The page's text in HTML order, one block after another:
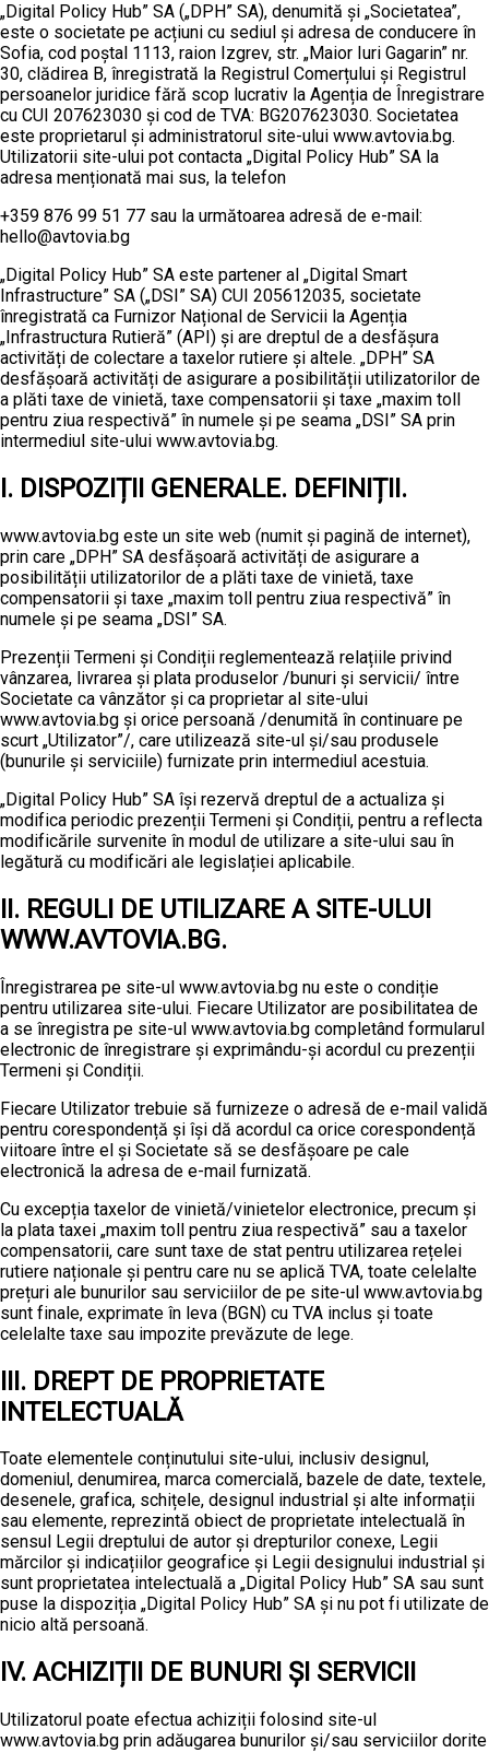
„Digital Policy Hub” SA („DPH” SA), denumită și „Societatea”,
este o societate pe acțiuni cu sediul și adresa de conducere în
Sofia, cod poștal 1113, raion Izgrev, str. „Maior Iuri Gagarin” nr.
30, clădirea B, înregistrată la Registrul Comerțului și Registrul
persoanelor juridice fără scop lucrativ la Agenția de Înregistrare
cu CUI 207623030 și cod de TVA: BG207623030. Societatea
este proprietarul și administratorul site-ului www.avtovia.bg.
Utilizatorii site-ului pot contacta „Digital Policy Hub” SA la
adresa menționată mai sus, la telefon
+359 876 99 51 77 sau la următoarea adresă de e-mail:
hello@avtovia.bg
„Digital Policy Hub” SA este partener al „Digital Smart
Infrastructure” SA („DSI” SA) CUI 205612035, societate
înregistrată ca Furnizor Național de Servicii la Agenția
„Infrastructura Rutieră” (API) și are dreptul de a desfășura
activități de colectare a taxelor rutiere și altele. „DPH” SA
desfășoară activități de asigurare a posibilității utilizatorilor de
a plăti taxe de vinietă, taxe compensatorii și taxe „maxim toll
pentru ziua respectivă” în numele și pe seama „DSI” SA prin
intermediul site-ului www.avtovia.bg.
I. DISPOZIȚII GENERALE. DEFINIȚII.
www.avtovia.bg este un site web (numit și pagină de internet),
prin care „DPH” SA desfășoară activități de asigurare a
posibilității utilizatorilor de a plăti taxe de vinietă, taxe
compensatorii și taxe „maxim toll pentru ziua respectivă” în
numele și pe seama „DSI” SA.
Prezenții Termeni și Condiții reglementează relațiile privind
vânzarea, livrarea și plata produselor /bunuri și servicii/ între
Societate ca vânzător și ca proprietar al site-ului
www.avtovia.bg și orice persoană /denumită în continuare pe
scurt „Utilizator”/, care utilizează site-ul și/sau produsele
(bunurile și serviciile) furnizate prin intermediul acestuia.
„Digital Policy Hub” SA își rezervă dreptul de a actualiza și
modifica periodic prezenții Termeni și Condiții, pentru a reflecta
modificările survenite în modul de utilizare a site-ului sau în
legătură cu modificări ale legislației aplicabile.
II. REGULI DE UTILIZARE A SITE-ULUI
WWW.AVTOVIA.BG.
Înregistrarea pe site-ul www.avtovia.bg nu este o condiție
pentru utilizarea site-ului. Fiecare Utilizator are posibilitatea de
a se înregistra pe site-ul www.avtovia.bg completând formularul
electronic de înregistrare și exprimându-și acordul cu prezenții
Termeni și Condiții.
Fiecare Utilizator trebuie să furnizeze o adresă de e-mail validă
pentru corespondență și își dă acordul ca orice corespondență
viitoare între el și Societate să se desfășoare pe cale
electronică la adresa de e-mail furnizată.
Cu excepția taxelor de vinietă/vinietelor electronice, precum și
la plata taxei „maxim toll pentru ziua respectivă” sau a taxelor
compensatorii, care sunt taxe de stat pentru utilizarea rețelei
rutiere naționale și pentru care nu se aplică TVA, toate celelalte
prețuri ale bunurilor sau serviciilor de pe site-ul www.avtovia.bg
sunt finale, exprimate în leva (BGN) cu TVA inclus și toate
celelalte taxe sau impozite prevăzute de lege.
III. DREPT DE PROPRIETATE
INTELECTUALĂ
Toate elementele conținutului site-ului, inclusiv designul,
domeniul, denumirea, marca comercială, bazele de date, textele,
desenele, grafica, schițele, designul industrial și alte informații
sau elemente, reprezintă obiect de proprietate intelectuală în
sensul Legii dreptului de autor și drepturilor conexe, Legii
mărcilor și indicațiilor geografice și Legii designului industrial și
sunt proprietatea intelectuală a „Digital Policy Hub” SA sau sunt
puse la dispoziția „Digital Policy Hub” SA și nu pot fi utilizate de
nicio altă persoană.
IV. ACHIZIȚII DE BUNURI ȘI SERVICII
Utilizatorul poate efectua achiziții folosind site-ul
www.avtovia.bg prin adăugarea bunurilor și/sau serviciilor dorite